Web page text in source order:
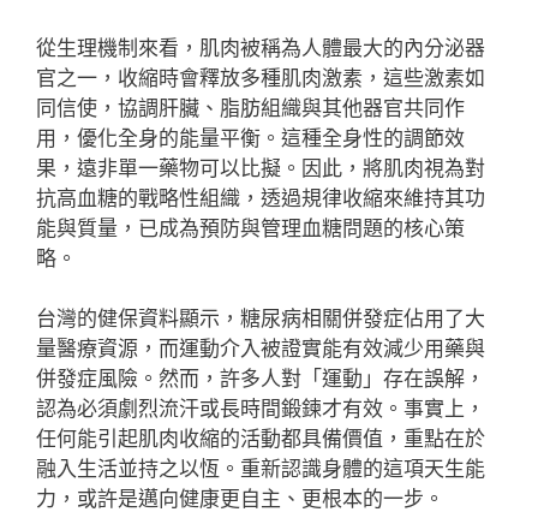
從生理機制來看，肌肉被稱為人體最大的內分泌器
官之一，收縮時會釋放多種肌肉激素，這些激素如
同信使，協調肝臟、脂肪組織與其他器官共同作
用，優化全身的能量平衡。這種全身性的調節效
果，遠非單一藥物可以比擬。因此，將肌肉視為對
抗高血糖的戰略性組織，透過規律收縮來維持其功
能與質量，已成為預防與管理血糖問題的核心策
略。
台灣的健保資料顯示，糖尿病相關併發症佔用了大
量醫療資源，而運動介入被證實能有效減少用藥與
併發症風險。然而，許多人對「運動」存在誤解，
認為必須劇烈流汗或長時間鍛鍊才有效。事實上，
任何能引起肌肉收縮的活動都具備價值，重點在於
融入生活並持之以恆。重新認識身體的這項天生能
力，或許是邁向健康更自主、更根本的一步。